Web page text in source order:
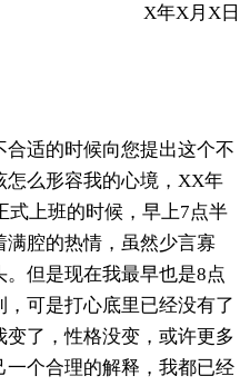
X年X月X日
适的时候向您提出这个不
怎么形容我的心境，XX年
式上班的时候，早上7点半
腔的热情，虽然少言寡
但是现在我最早也是8点
可是打心底里已经没有了
了，性格没变，或许更多
个合理的解释，我都已经